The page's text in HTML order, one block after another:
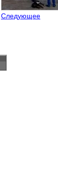
Следующее